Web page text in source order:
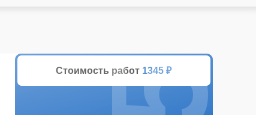
Стоимость работ 1345 ₽